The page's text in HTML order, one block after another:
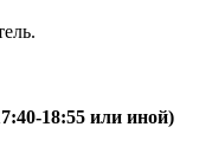
18:55 или иной)